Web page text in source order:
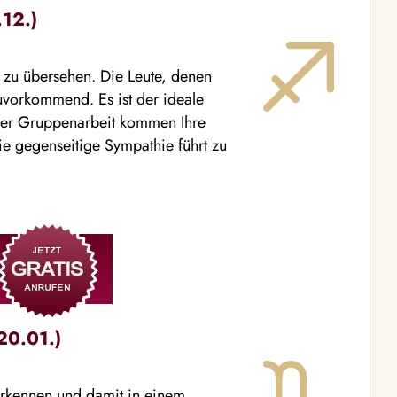
übersehen. Die Leute, denen
Es ist der ideale
Gruppenarbeit kommen Ihre
gegenseitige Sympathie führt zu